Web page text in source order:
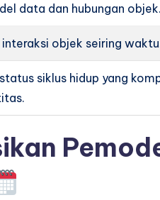
data dan hubungan objek.
objek seiring
siklus hidup yang